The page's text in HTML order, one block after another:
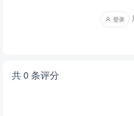
登录
共 0 条评分